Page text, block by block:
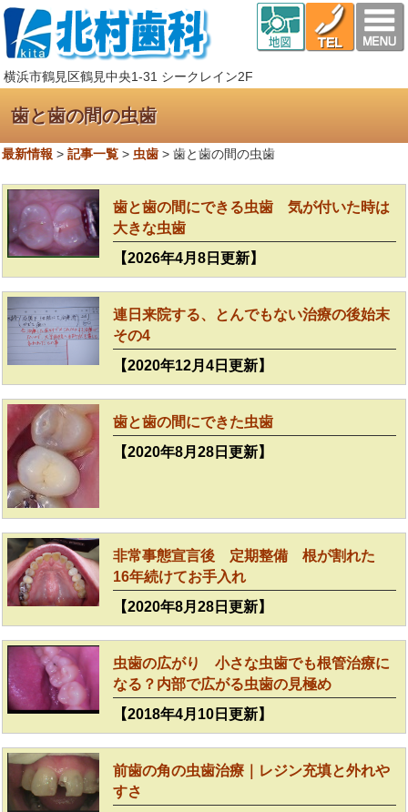
横浜市鶴見区鶴見中央1-31 シークレイン2F
歯と歯の間の虫歯
最新情報 > 記事一覧 > 虫歯 > 歯と歯の間の虫歯
歯と歯の間にできる虫歯 気が付いた時は
大きな虫歯
【2026年4月8日更新】
連日来院する、とんでもない治療の後始末
その4
【2020年12月4日更新】
歯と歯の間にできた虫歯
【2020年8月28日更新】
非常事態宣言後 定期整備 根が割れた
16年続けてお手入れ
【2020年8月28日更新】
虫歯の広がり 小さな虫歯でも根管治療に
なる？内部で広がる虫歯の見極め
【2018年4月10日更新】
前歯の角の虫歯治療｜レジン充填と外れや
すさ